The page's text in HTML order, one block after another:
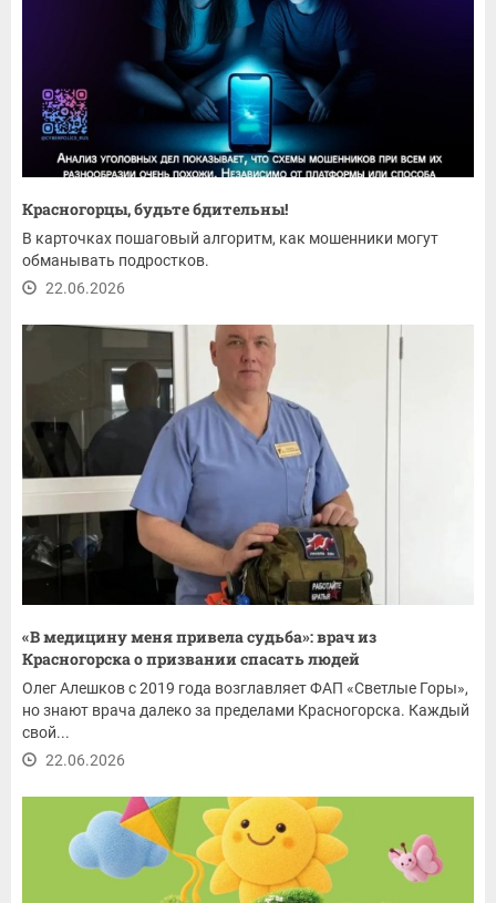
Красногорцы, будьте бдительны!
В карточках пошаговый алгоритм, как мошенники могут
обманывать подростков.
22.06.2026
«В медицину меня привела судьба»: врач из
Красногорска о призвании спасать людей
Олег Алешков с 2019 года возглавляет ФАП «Светлые Горы»,
но знают врача далеко за пределами Красногорска. Каждый
свой...
22.06.2026